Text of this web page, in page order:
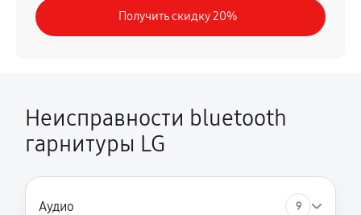
Получить скидку 20%
Неисправности bluetooth
гарнитуры LG
Аудио 9